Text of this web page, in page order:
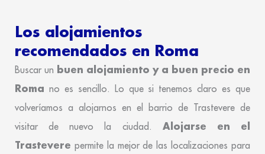
Los alojamientos
recomendados en Roma
Buscar un buen alojamiento y a buen precio en
Roma no es sencillo. Lo que si tenemos claro es que
volveríamos a alojarnos en el barrio de Trastevere de
visitar de nuevo la ciudad. Alojarse en el
Trastevere permite la mejor de las localizaciones para